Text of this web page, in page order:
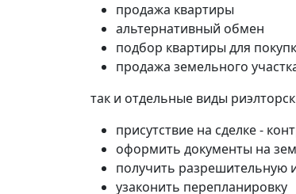
продажа квартиры
альтернативный обмен
подбор квартиры для
продажа земельного
так и отдельные виды
присутствие на сделке -
оформить документы на
получить разрешительную
узаконить перепланировку